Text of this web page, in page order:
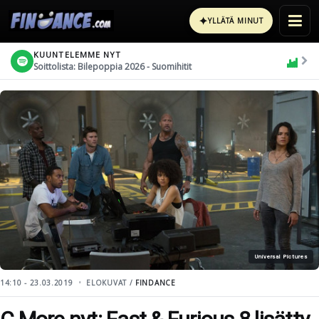
✦YLLÄTÄ MINUT
KUUNTELEMME NYT
Soittolista: Bilepoppia 2026 - Suomihitit
Universal Pictures
14:10 - 23.03.2019 ELOKUVAT / FINDANCE